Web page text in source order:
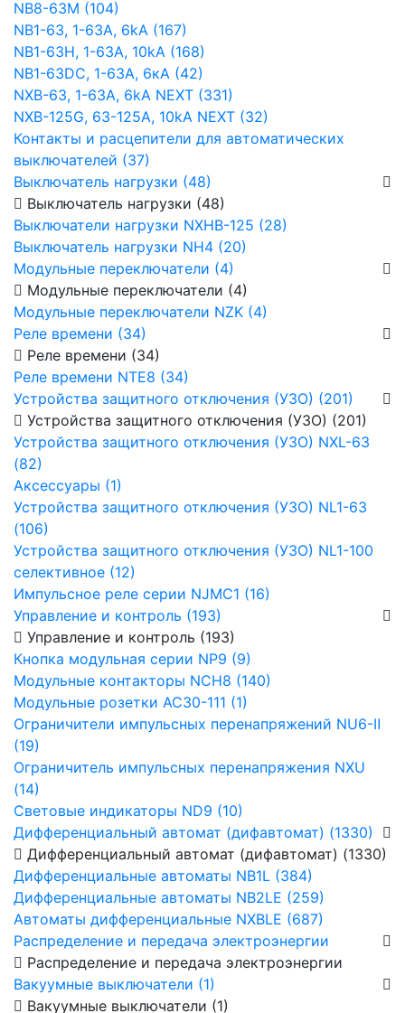
NB8-63М (104)
NB1-63, 1-63А, 6kA (167)
NB1-63H, 1-63А, 10kA (168)
NB1-63DC, 1-63А, 6кА (42)
NXB-63, 1-63А, 6kA NEXT (331)
NXB-125G, 63-125А, 10kA NEXT (32)
Контакты и расцепители для автоматических
выключателей (37)
Выключатель нагрузки (48)
Выключатель нагрузки (48)
Выключатели нагрузки NXHB-125 (28)
Выключатель нагрузки NH4 (20)
Модульные переключатели (4)
Модульные переключатели (4)
Модульные переключатели NZK (4)
Реле времени (34)
Реле времени (34)
Реле времени NTE8 (34)
Устройства защитного отключения (УЗО) (201)
Устройства защитного отключения (УЗО) (201)
Устройства защитного отключения (УЗО) NXL-63
(82)
Аксессуары (1)
Устройства защитного отключения (УЗО) NL1-63
(106)
Устройства защитного отключения (УЗО) NL1-100
селективное (12)
Импульсное реле серии NJMC1 (16)
Управление и контроль (193)
Управление и контроль (193)
Кнопка модульная серии NP9 (9)
Модульные контакторы NCH8 (140)
Модульные розетки AC30-111 (1)
Ограничители импульсных перенапряжений NU6-Ⅱ
(19)
Ограничитель импульсных перенапряжения NXU
(14)
Световые индикаторы ND9 (10)
Дифференциальный автомат (дифавтомат) (1330)
Дифференциальный автомат (дифавтомат) (1330)
Дифференциальные автоматы NB1L (384)
Дифференциальные автоматы NB2LE (259)
Автоматы дифференциальные NXBLE (687)
Распределение и передача электроэнергии
Распределение и передача электроэнергии
Вакуумные выключатели (1)
Вакуумные выключатели (1)